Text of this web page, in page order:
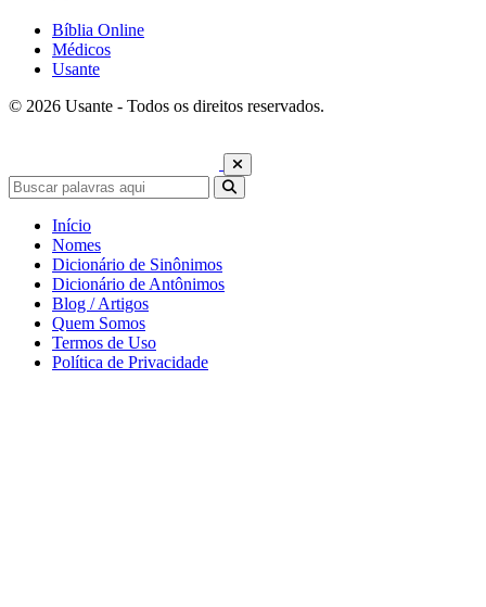
Bíblia Online
Médicos
Usante
© 2026 Usante - Todos os direitos reservados.
Início
Nomes
Dicionário de Sinônimos
Dicionário de Antônimos
Blog / Artigos
Quem Somos
Termos de Uso
Política de Privacidade